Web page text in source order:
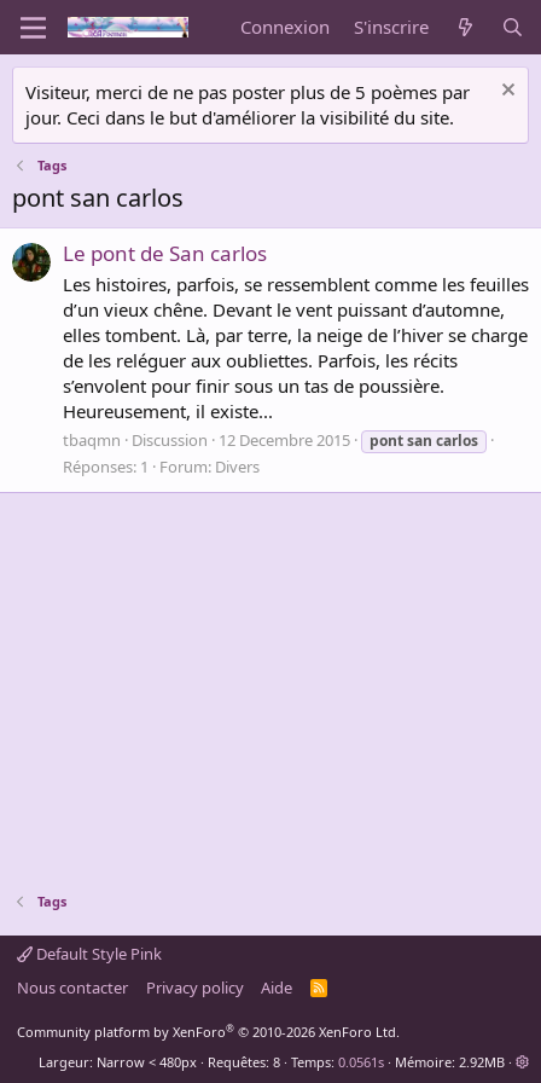
Connexion S'inscrire
Visiteur, merci de ne pas poster plus de 5 poèmes par
jour. Ceci dans le but d'améliorer la visibilité du site.
Tags
pont san carlos
Le pont de San carlos
Les histoires, parfois, se ressemblent comme les feuilles
d’un vieux chêne. Devant le vent puissant d’automne,
elles tombent. Là, par terre, la neige de l’hiver se charge
de les reléguer aux oubliettes. Parfois, les récits
s’envolent pour finir sous un tas de poussière.
Heureusement, il existe...
tbaqmn Discussion 12 Decembre 2015 pontsan carlos
Réponses: 1 Forum: Divers
Tags
Default Style Pink
Nous contacter
Privacy policy Aide
R
Community platform by XenForo® © 2010-2026 XenForo Ltd.
Largeur
Requêtes 8 Temps 0.0561s Mémoire 2.92MB